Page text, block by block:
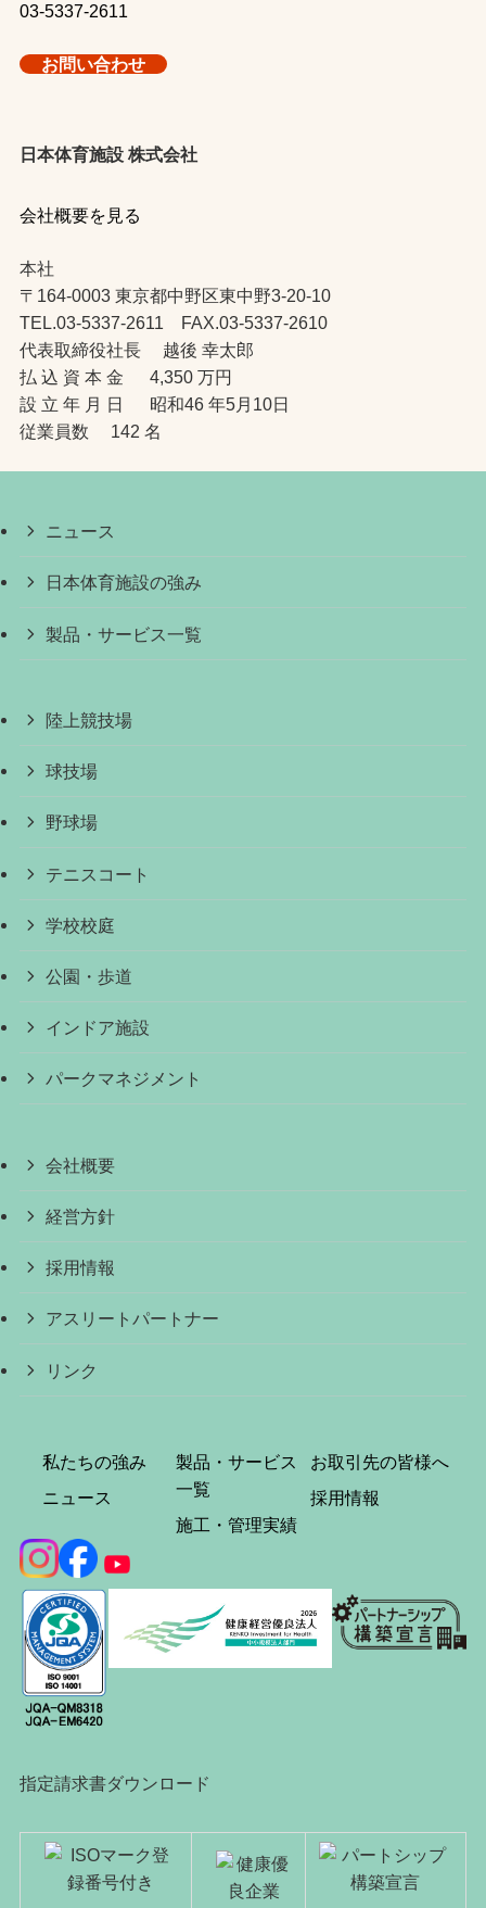
03-5337-2611
お問い合わせ
日本体育施設 株式会社
会社概要を見る
本社
〒164-0003 東京都中野区東中野3-20-10
TEL.03-5337-2611 FAX.03-5337-2610
代表取締役社長 越後 幸太郎
払 込 資 本 金 4,350 万円
設 立 年 月 日 昭和46 年5月10日
従業員数 142 名
ニュース
日本体育施設の強み
製品・サービス一覧
陸上競技場
球技場
野球場
テニスコート
学校校庭
公園・歩道
インドア施設
パークマネジメント
会社概要
経営方針
採用情報
アスリートパートナー
リンク
私たちの強み
ニュース
製品・サービス
一覧
施工・管理実績
お取引先の皆様へ
採用情報
指定請求書ダウンロード